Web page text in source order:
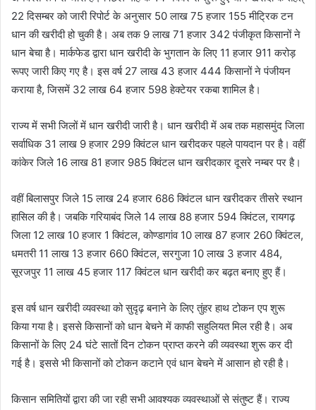
22 दिसम्बर को जारी रिपोर्ट के अनुसार 50 लाख 75 हजार 155 मीट्रिक टन
धान की खरीदी हो चुकी है। अब तक 9 लाख 71 हजार 342 पंजीकृत किसानों ने
धान बेचा है। मार्कफेड द्वारा धान खरीदी के भुगतान के लिए 11 हजार 911 करोड़
रूपए जारी किए गए है। इस वर्ष 27 लाख 43 हजार 444 किसानों ने पंजीयन
कराया है, जिसमें 32 लाख 64 हजार 598 हेक्टेयर रकबा शामिल है।
राज्य में सभी जिलों में धान खरीदी जारी है। धान खरीदी में अब तक महासमुंद जिला
सर्वाधिक 31 लाख 9 हजार 299 क्विंटल धान खरीदकर पहले पायदान पर है। वहीं
कांकेर जिले 16 लाख 81 हजार 985 क्विंटल धान खरीदकार दूसरे नम्बर पर है।
वहीं बिलासपुर जिले 15 लाख 24 हजार 686 क्विंटल धान खरीदकर तीसरे स्थान
हासिल की है। जबकि गरियाबंद जिले 14 लाख 88 हजार 594 क्विंटल, रायगढ़
जिला 12 लाख 10 हजार 1 क्विंटल, कोण्डागांव 10 लाख 87 हजार 260 क्विंटल,
धमतरी 11 लाख 13 हजार 660 क्विंटल, सरगुजा 10 लाख 3 हजार 484,
सूरजपुर 11 लाख 45 हजार 117 क्विंटल धान खरीदी कर बढ़त बनाए हुए हैं।
इस वर्ष धान खरीदी व्यवस्था को सुदृढ़ बनाने के लिए तुंहर हाथ टोकन एप शुरू
किया गया है। इससे किसानों को धान बेचने में काफी सहुलियत मिल रही है। अब
किसानों के लिए 24 घंटे सातों दिन टोकन प्राप्त करने की व्यवस्था शुरू कर दी
गई है। इससे भी किसानों को टोकन कटाने एवं धान बेचने में आसान हो रही है।
किसान समितियों द्वारा की जा रही सभी आवश्यक व्यवस्थाओं से संतुष्ट हैं। राज्य